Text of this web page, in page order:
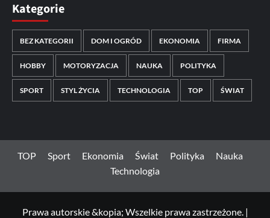
Kategorie
BEZ KATEGORII DOM I OGRÓD EKONOMIA FIRMA
HOBBY MOTORYZACJA NAUKA POLITYKA
SPORT STYL ŻYCIA TECHNOLOGIA TOP ŚWIAT
TOP Sport Ekonomia Świat Polityka
Nauka
Technologia
Prawa autorskie &kopia; Wszelkie prawa zastrzeżone. |